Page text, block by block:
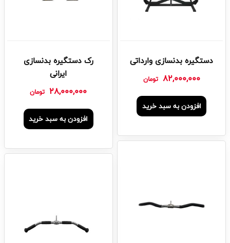
دستگیره بدنسازی وارداتی
82,000,000 تومان
افزودن به سبد خرید
رک دستگیره بدنسازی
ایرانی
28,000,000 تومان
افزودن به سبد خرید